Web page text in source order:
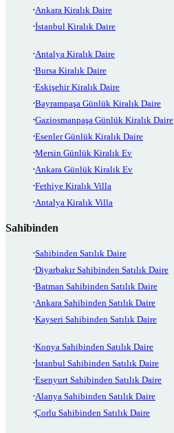
Ankara Kiralık Daire
İstanbul Kiralık Daire
Antalya Kiralık Daire
Bursa Kiralık Daire
Eskişehir Kiralık Daire
Bayrampaşa Günlük Kiralık Daire
Gaziosmanpaşa Günlük Kiralık Daire
Esenler Günlük Kiralık Daire
Mersin Günlük Kiralık Ev
Ankara Günlük Kiralık Ev
Fethiye Kiralık Villa
Antalya Kiralık Villa
Sahibinden
Sahibinden Satılık Daire
Diyarbakır Sahibinden Satılık Daire
Batman Sahibinden Satılık Daire
Ankara Sahibinden Satılık Daire
Kayseri Sahibinden Satılık Daire
Konya Sahibinden Satılık Daire
İstanbul Sahibinden Satılık Daire
Esenyurt Sahibinden Satılık Daire
Alanya Sahibinden Satılık Daire
Çorlu Sahibinden Satılık Daire